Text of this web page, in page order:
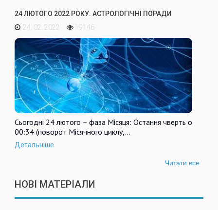
24 ЛЮТОГО 2022 РОКУ. АСТРОЛОГІЧНІ ПОРАДИ
24. 02. 2022
19146
Сьогодні 24 лютого – фаза Місяця: Остання чверть о
00:34 (поворот Місячного циклу,…
Детальніше
Читати все
НОВІ МАТЕРІАЛИ